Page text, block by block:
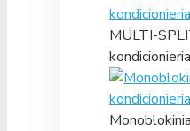
MULTI-